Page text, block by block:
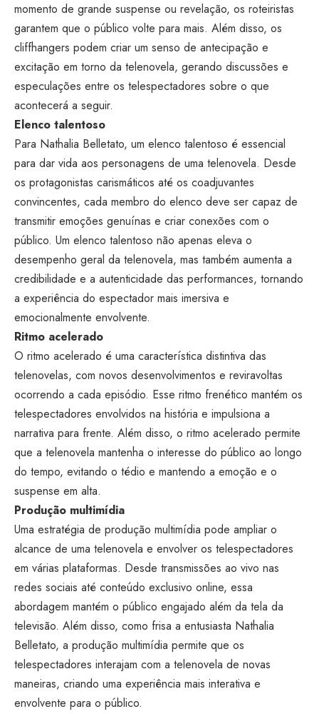
momento de grande suspense ou revelação, os roteiristas
garantem que o público volte para mais. Além disso, os
cliffhangers podem criar um senso de antecipação e
excitação em torno da telenovela, gerando discussões e
especulações entre os telespectadores sobre o que
acontecerá a seguir.
Elenco talentoso
Para Nathalia Belletato, um elenco talentoso é essencial
para dar vida aos personagens de uma telenovela. Desde
os protagonistas carismáticos até os coadjuvantes
convincentes, cada membro do elenco deve ser capaz de
transmitir emoções genuínas e criar conexões com o
público. Um elenco talentoso não apenas eleva o
desempenho geral da telenovela, mas também aumenta a
credibilidade e a autenticidade das performances, tornando
a experiência do espectador mais imersiva e
emocionalmente envolvente.
Ritmo acelerado
O ritmo acelerado é uma característica distintiva das
telenovelas, com novos desenvolvimentos e reviravoltas
ocorrendo a cada episódio. Esse ritmo frenético mantém os
telespectadores envolvidos na história e impulsiona a
narrativa para frente. Além disso, o ritmo acelerado permite
que a telenovela mantenha o interesse do público ao longo
do tempo, evitando o tédio e mantendo a emoção e o
suspense em alta.
Produção multimídia
Uma estratégia de produção multimídia pode ampliar o
alcance de uma telenovela e envolver os telespectadores
em várias plataformas. Desde transmissões ao vivo nas
redes sociais até conteúdo exclusivo online, essa
abordagem mantém o público engajado além da tela da
televisão. Além disso, como frisa a entusiasta Nathalia
Belletato, a produção multimídia permite que os
telespectadores interajam com a telenovela de novas
maneiras, criando uma experiência mais interativa e
envolvente para o público.